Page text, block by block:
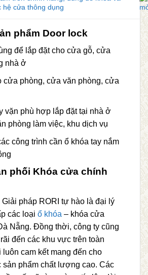
phẩm Door lock
để lắp đặt cho cửa gỗ, cửa
nhà ở
cửa phòng, cửa văn phòng, cửa
vặn phù hợp lắp đặt tại nhà ở
phòng làm việc, khu dịch vụ
công trình cần ổ khóa tay nắm
phối Khóa cửa chính
pháp RORI tự hào là đại lý
các loại ổ khóa – khóa cửa
Nẵng. Đồng thời, công ty cũng
đến các khu vực trên toàn
luôn cam kết mang đến cho
sản phẩm chất lượng cao. Các